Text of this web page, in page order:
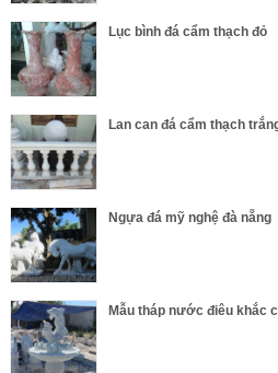
Lục bình đá cẩm thạch đỏ
Lan can đá cẩm thạch
Ngựa đá mỹ nghệ đà nẵng
Mẫu tháp nước điêu khắc